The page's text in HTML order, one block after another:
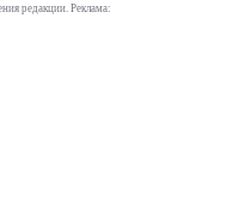
редакции. Реклама: